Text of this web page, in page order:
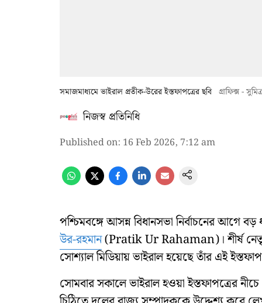
সমাজমাধ্যমে ভাইরাল প্রতীক-উরের ইস্তফাপত্রের ছবি গ্রাফিক্স -
নিজস্ব প্রতিনিধি
Published on: 16 Feb 2026, 7:12 am
পশ্চিমবঙ্গে আসন্ন বিধানসভা নির্বাচনের আগে
উর-রহমান(Pratik Ur Rahaman)। শীর্ষ
সোশ্যাল মিডিয়ায় ভাইরাল হয়েছে তাঁর এই
সোমবার সকালে ভাইরাল হওয়া ইস্তফাপত্রের